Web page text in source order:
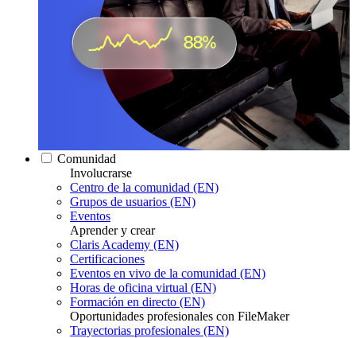
Comunidad
Involucrarse
Centro de la comunidad (EN)
Grupos de usuarios (EN)
Eventos
Aprender y crear
Claris Academy (EN)
Certificaciones
Eventos en vivo de la comunidad (EN)
Horas de oficina virtual (EN)
Formación en directo (EN)
Oportunidades profesionales con FileMaker
Trayectorias profesionales (EN)